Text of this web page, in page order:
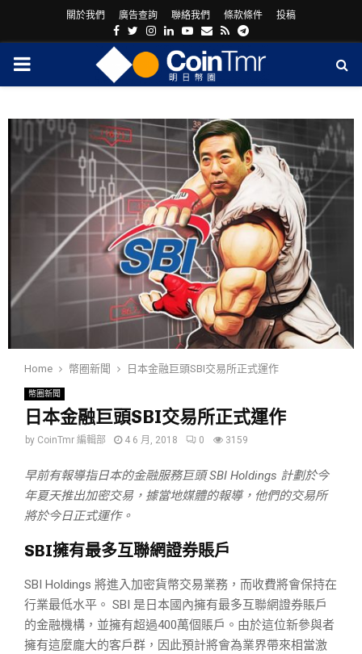
關於我們 廣告查詢 聯絡我們 條款條件 投稿
Facebook
Twitter
Instagram
LinkedinYoutube
Email
RssTelegram
PRIMARY
Home 幣圈新聞 日本金融巨頭SBI交易所正式運作
幣圈新聞
日本金融巨頭SBI交易所正式運作
by CoinTmr 編輯部 4 6 月, 2018 0 3159
早前有報導指日本的金融服務巨頭 SBI Holdings 計劃於今
年夏天推出加密交易，據當地媒體的報導，他們的交易所
將於今日正式運作。
SBI擁有最多互聯網證券賬戶
SBI Holdings 將進入加密貨幣交易業務，而收費將會保持在
行業最低水平。 SBI 是日本國內擁有最多互聯網證券賬戶
的金融機構，並擁有超過400萬個賬戶。由於這位新參與者
擁有這麼龐大的客戶群，因此預計將會為業界帶來相當激